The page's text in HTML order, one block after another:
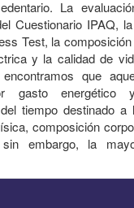
La
Cuestionario IPAQ,
Test, la
y la calidad de
que
gasto
tiempo destinado
composición
embargo, la